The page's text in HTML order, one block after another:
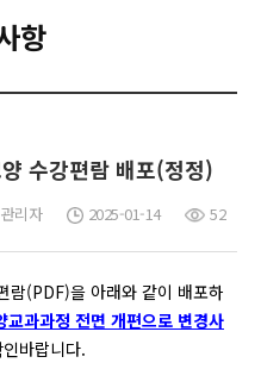
항
수강편람 배포(정정)
관리자 2025-01-14 52
람(PDF)을 아래와 같이 배포하
교과과정 전면 개편으로 변경사
바랍니다.